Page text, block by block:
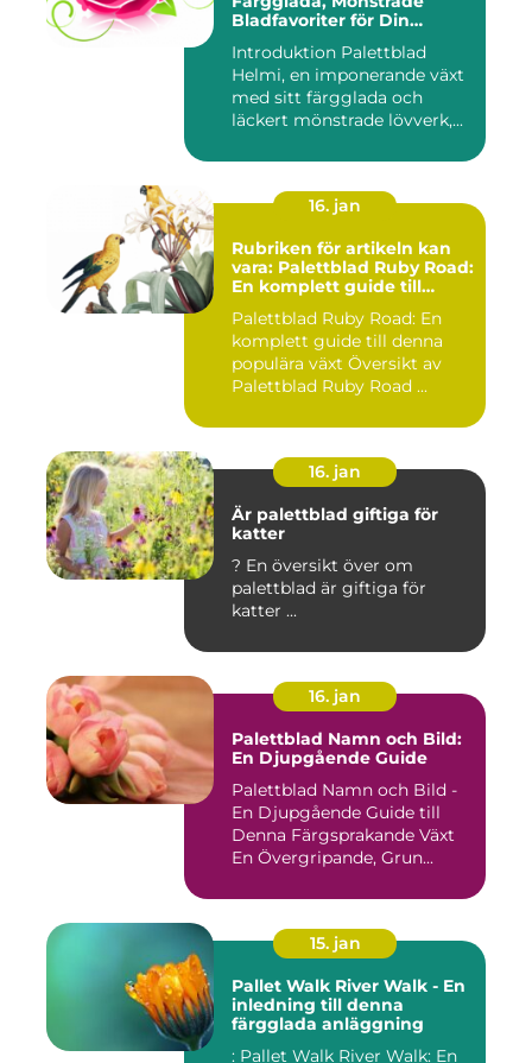
Bladfavoriter för Din
Introduktion Palettblad
Helmi, en imponerande växt
med sitt färgglada och
läckert mönstrade lövverk,...
16. jan
Rubriken för artikeln kan
vara: Palettblad Ruby Road:
En komplett guide till
Palettblad Ruby Road: En
komplett guide till denna
populära växt Översikt av
Palettblad Ruby Road ...
16. jan
Är palettblad giftiga för
katter
? En översikt över om
palettblad är giftiga för
katter ...
16. jan
Palettblad Namn och Bild:
En Djupgående Guide
Palettblad Namn och Bild -
En Djupgående Guide till
Denna Färgsprakande Växt
En Övergripande, Grun...
15. jan
Pallet Walk River Walk - En
inledning till denna
färgglada anläggning
: Pallet Walk River Walk: En